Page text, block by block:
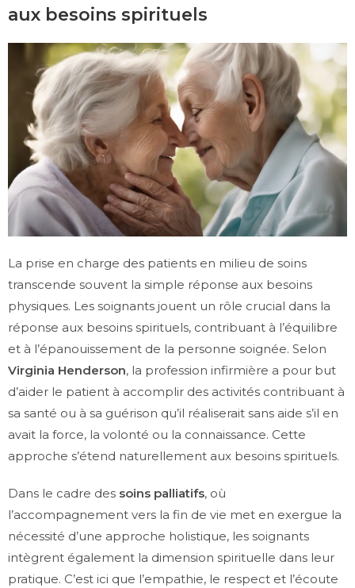
aux besoins spirituels
La prise en charge des patients en milieu de soins
transcende souvent la simple réponse aux besoins
physiques. Les soignants jouent un rôle crucial dans la
réponse aux besoins spirituels, contribuant à l’équilibre
et à l’épanouissement de la personne soignée. Selon
Virginia Henderson, la profession infirmière a pour but
d’aider le patient à accomplir des activités contribuant à
sa santé ou à sa guérison qu’il réaliserait sans aide s’il en
avait la force, la volonté ou la connaissance. Cette
approche s’étend naturellement aux besoins spirituels.
Dans le cadre des soins palliatifs, où
l’accompagnement vers la fin de vie met en exergue la
nécessité d’une approche holistique, les soignants
intègrent également la dimension spirituelle dans leur
pratique. C’est ici que l’empathie, le respect et l’écoute